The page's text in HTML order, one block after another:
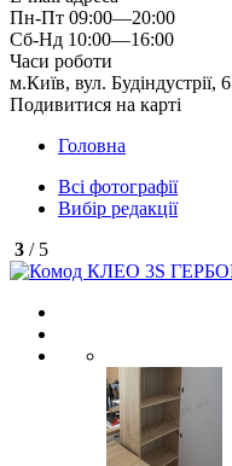
Пн-Пт 09:00—20:00
Сб-Нд 10:00—16:00
Часи роботи
м.Київ, вул. Будіндустрії, 6
Подивитися на карті
Головна
Всі фотографії
Вибір редакції
3 / 5